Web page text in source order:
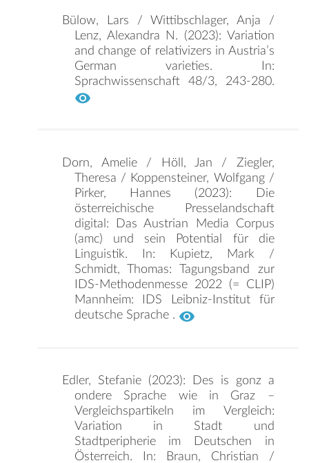
Bülow, Lars / Wittibschlager, Anja /
Lenz, Alexandra N. (2023): Variation
and change of relativizers in Austria’s
German varieties. In:
Sprachwissenschaft 48/3, 243-280.
Edler, Stefanie (2023): Des is gonz a
ondere Sprache wie in Graz –
Vergleichspartikeln im Vergleich:
Variation in Stadt und
Stadtperipherie im Deutschen in
Österreich. In: Braun, Christian /
Dorn, Amelie / Höll, Jan / Ziegler,
Theresa / Koppensteiner, Wolfgang /
Pirker, Hannes (2023): Die
österreichische Presselandschaft
digital: Das Austrian Media Corpus
(amc) und sein Potential für die
Linguistik. In: Kupietz, Mark /
Schmidt, Thomas: Tagungsband zur
IDS-Methodenmesse 2022 (= CLIP)
Mannheim: IDS Leibniz-Institut für
deutsche Sprache .